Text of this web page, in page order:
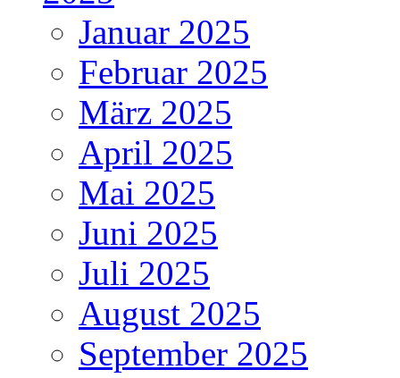
Januar 2025
Februar 2025
März 2025
April 2025
Mai 2025
Juni 2025
Juli 2025
August 2025
September 2025